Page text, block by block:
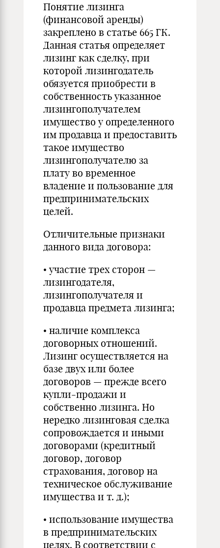
Понятие лизинга
(финансовой аренды)
закреплено в статье 665 ГК.
Данная статья определяет
лизинг как сделку, при
которой лизингодатель
обязуется приобрести в
собственность указанное
лизингополучателем
имущество у определенного
им продавца и предоставить
такое имущество
лизингополучателю за
плату во временное
владение и пользование для
предпринимательских
целей.
Отличительные признаки
данного вида договора:
• участие трех сторон —
лизингодателя,
лизингополучателя и
продавца предмета лизинга;
• наличие комплекса
договорных отношений.
Лизинг осуществляется на
базе двух или более
договоров — прежде всего
купли-продажи и
собственно лизинга. Но
нередко лизинговая сделка
сопровождается и иными
договорами (кредитный
договор, договор
страхования, договор на
техническое обслуживание
имущества и т. д.);
• использование имущества
в предпринимательских
целях. В соответствии с